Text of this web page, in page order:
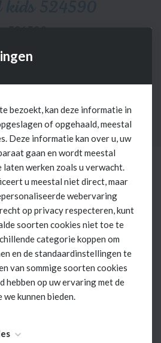
roze bloemetjes
bezoekt, kan deze informatie in
of opgehaald, meestal
Deze informatie kan over u, uw
gaan en wordt meestal
werken zoals u verwacht.
u meestal niet direct, maar
webervaring
op privacy respecteren, kunt
soorten cookies niet toe te
categorie koppen om
en de standaardinstellingen te
van sommige soorten cookies
hebben op uw ervaring met de
kunnen bieden.